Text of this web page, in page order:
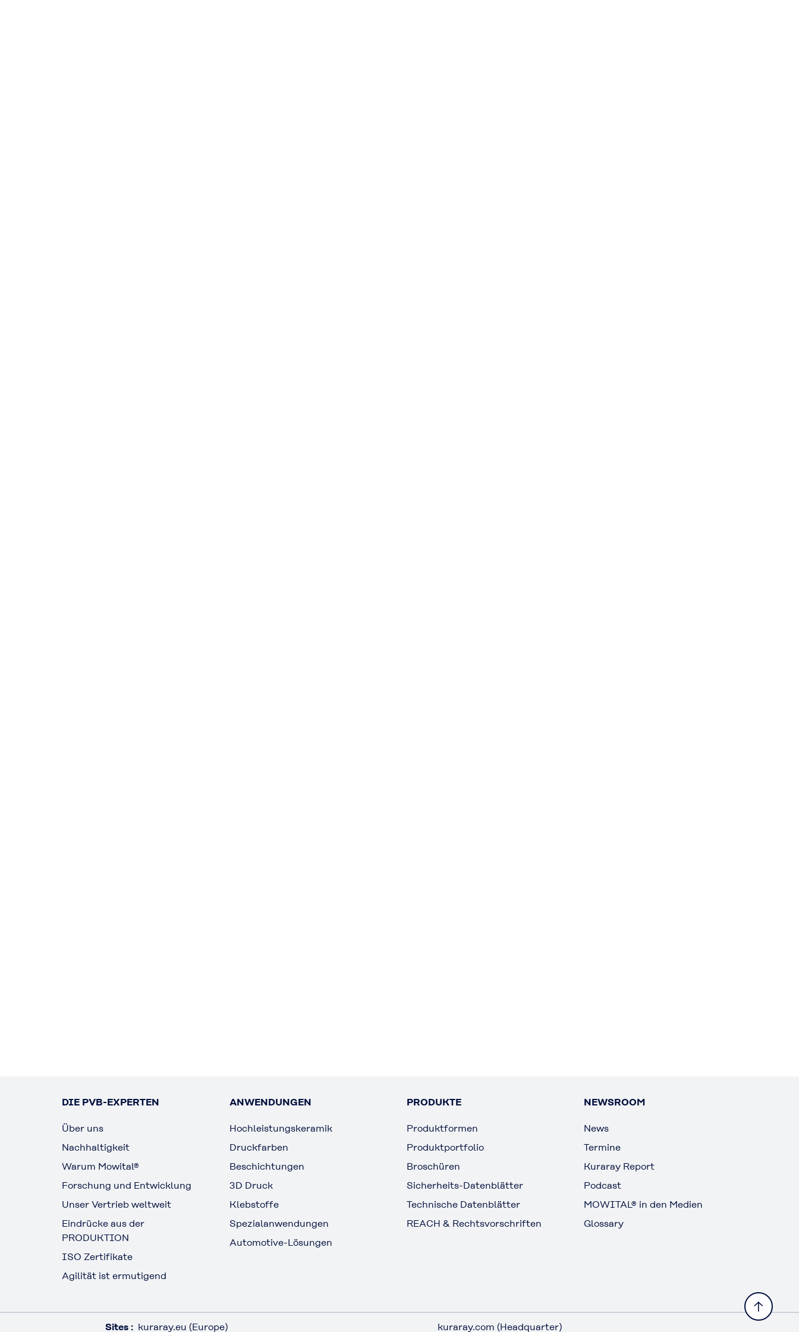
DIE PVB-EXPERTEN
Über uns
Nachhaltigkeit
Warum Mowital®
Forschung und Entwicklung
Unser Vertrieb weltweit
Eindrücke aus der
PRODUKTION
ISO Zertifikate
Agilität ist ermutigend
ANWENDUNGEN
Hochleistungskeramik
Druckfarben
Beschichtungen
3D Druck
Klebstoffe
Spezialanwendungen
Automotive-Lösungen
PRODUKTE
Produktformen
Produktportfolio
Broschüren
Sicherheits-Datenblätter
Technische Datenblätter
REACH & Rechtsvorschriften
NEWSROOM
News
Termine
Kuraray Report
Podcast
MOWITAL® in den Medien
Glossary
Sites : kuraray.eu (Europe) kuraray.com (Headquarter)